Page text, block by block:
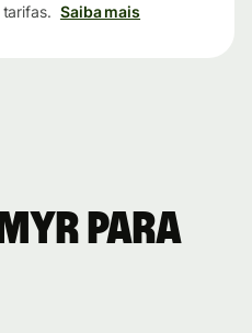
Saiba mais
para